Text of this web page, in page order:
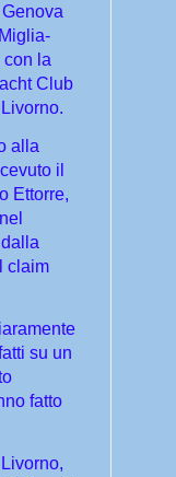
con la
Club
alla
il
Ettorre,
claim
su un
fatto